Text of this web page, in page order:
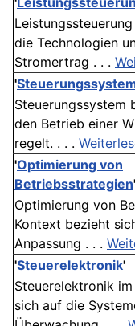
die Technologien
Stromertrag . . .
'
Steuerungssystem
den Betrieb einer
regelt. . . .
'Optimierung von
Betriebsstrategien'
Optimierung von
Kontext bezieht
Anpassung . . .
'Steuerelektronik'
Steuerelektronik
sich auf die